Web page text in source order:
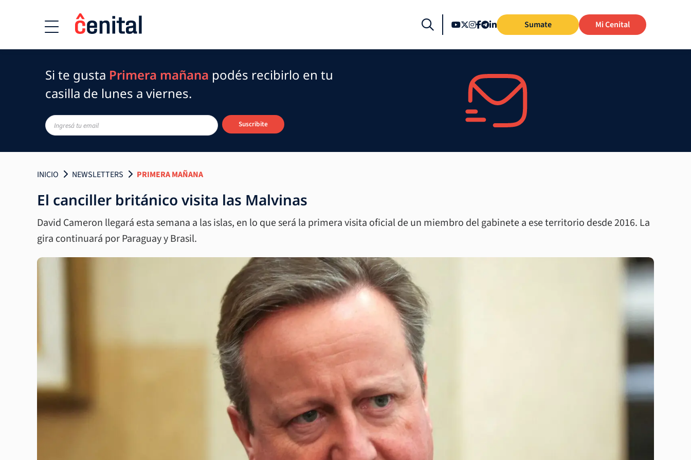
Sumate Mi Cenital
Si te gusta Primera mañana podés recibirlo en tu
casilla de lunes a viernes.
Suscribite
INICIO NEWSLETTERS PRIMERA MAÑANA
El canciller británico visita las Malvinas
David Cameron llegará esta semana a las islas, en lo que será la primera visita oficial de un miembro del gabinete a ese territorio desde 2016. La
gira continuará por Paraguay y Brasil.